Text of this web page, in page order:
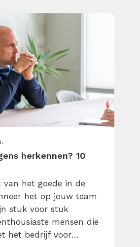
herkennen? 10
het goede in de
het op jouw team
stuk voor stuk
mensen die
het bedrijf voor